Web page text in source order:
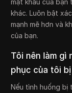
khác. Luôn bật
mạnh mẽ hơn và
của bạn.
Tôi nên làm gì
phục của tôi
Nếu tình huống bị